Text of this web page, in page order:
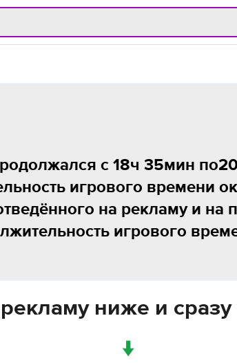
с 18ч 35мин
игрового времени
на рекламу и
игрового
ниже и сразу
↓